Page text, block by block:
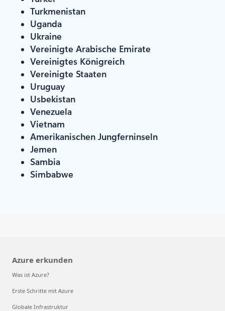
Turkmenistan
Uganda
Ukraine
Vereinigte Arabische Emirate
Vereinigtes Königreich
Vereinigte Staaten
Uruguay
Usbekistan
Venezuela
Vietnam
Amerikanischen Jungferninseln
Jemen
Sambia
Simbabwe
Azure erkunden
Was ist Azure?
Erste Schritte mit Azure
Globale Infrastruktur